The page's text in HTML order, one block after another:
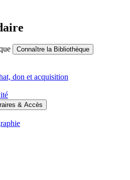
Connaître la Bibliothèque
don et acquisition
& Accès